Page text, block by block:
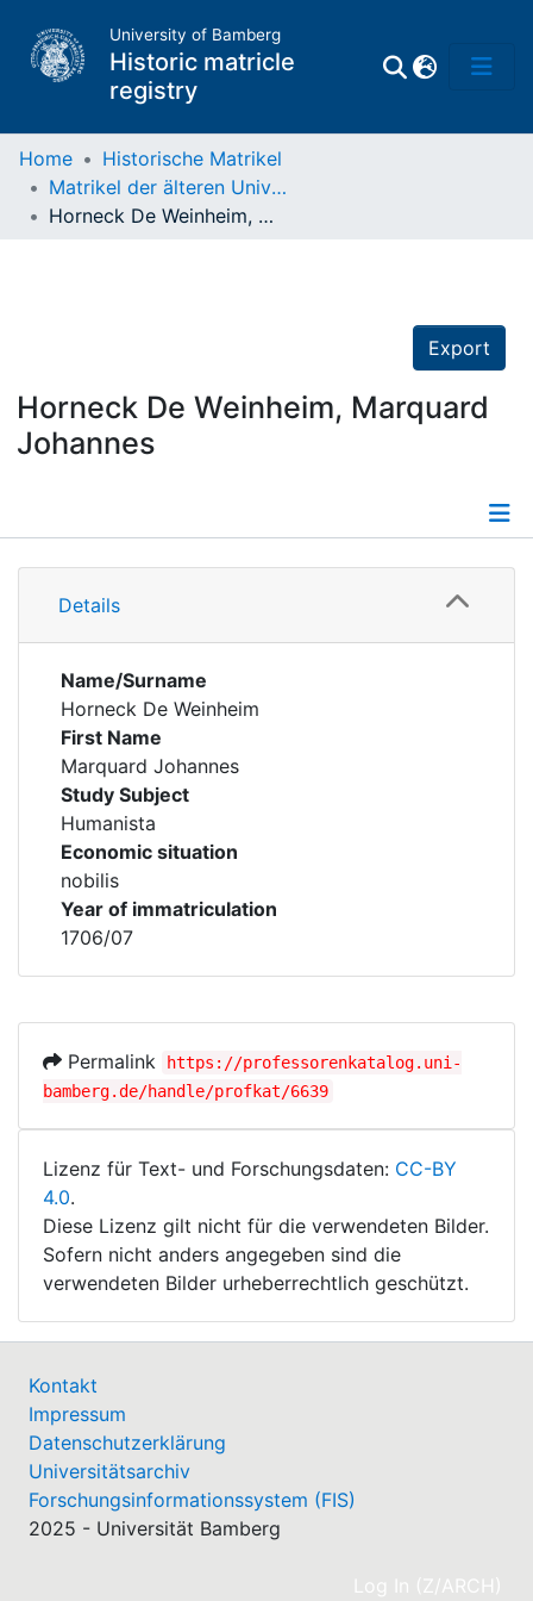
University of Bamberg
Historic matricle
registry
Matrikel
Home
Historische Matrikel
Matrikel der älteren Universität
Horneck De Weinheim, Marquard Johannes
Export
Horneck De Weinheim, Marquard
Johannes
Details
Details
Name/Surname
Horneck De Weinheim
First Name
Marquard Johannes
Study Subject
Humanista
Economic situation
nobilis
Year of immatriculation
1706/07
Permalink
https://professorenkatalog.uni-
bamberg.de/handle/profkat/6639
Lizenz für Text- und Forschungsdaten: CC-BY
4.0.
Diese Lizenz gilt nicht für die verwendeten Bilder.
Sofern nicht anders angegeben sind die
verwendeten Bilder urheberrechtlich geschützt.
Kontakt
Impressum
Datenschutzerklärung
Universitätsarchiv
Forschungsinformationssystem (FIS)
2025 - Universität Bamberg
Log In (Z/ARCH)